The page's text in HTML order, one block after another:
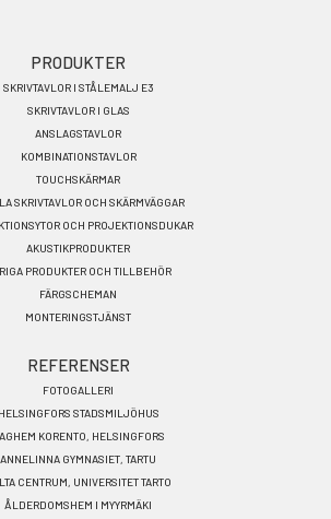
PRODUKTER
SKRIVTAVLOR I STÅLEMALJ E3
SKRIVTAVLOR I GLAS
ANSLAGSTAVLOR
KOMBINATIONSTAVLOR
TOUCHSKÄRMAR
SKRIVTAVLOR OCH SKÄRMVÄGGAR
OCH PROJEKTIONSDUKAR
AKUSTIKPRODUKTER
PRODUKTER OCH TILLBEHÖR
FÄRGSCHEMAN
MONTERINGSTJÄNST
REFERENSER
FOTOGALLERI
HELSINGFORS STADSMILJÖHUS
KORENTO, HELSINGFORS
ANNELINNA GYMNASIET, TARTU
CENTRUM, UNIVERSITET TARTO
ÅLDERDOMSHEM I MYYRMÄKI